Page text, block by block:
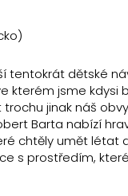
tentokrát dětské
kterém jsme kdysi
jinak náš
Barta nabízí
chtěly umět létat
s prostředím,